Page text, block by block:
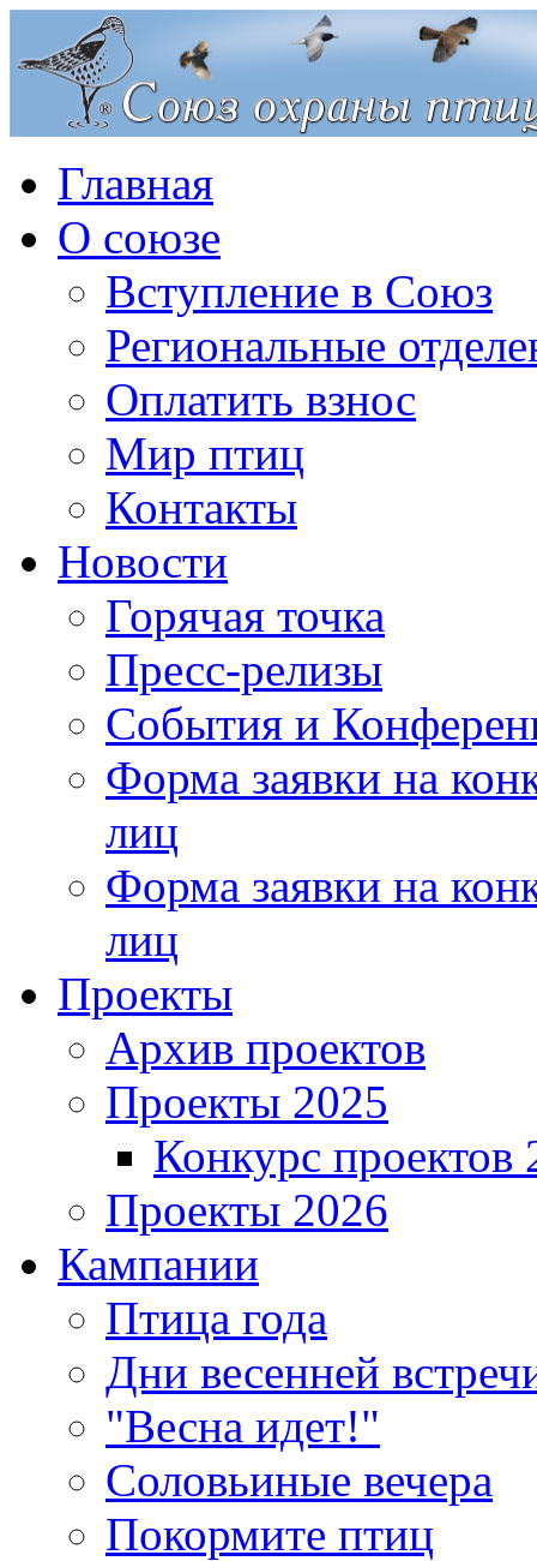
Главная
О союзе
Вступление в Союз
Региональные
Оплатить взнос
Мир птиц
Контакты
Новости
Горячая точка
Пресс-релизы
События и
Форма заявки на
лиц
Форма заявки на
лиц
Проекты
Архив проектов
Проекты 2025
Конкурс проектов
Проекты 2026
Кампании
Птица года
Дни весенней
"Весна идет!"
Соловьиные вечера
Покормите птиц